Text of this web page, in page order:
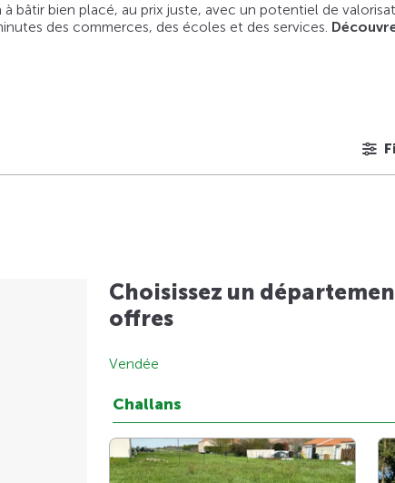
bâtir bien placé, au prix juste, avec un potentiel de
des commerces, des écoles et des services.
Choisissez un
offres
Vendée
Challans